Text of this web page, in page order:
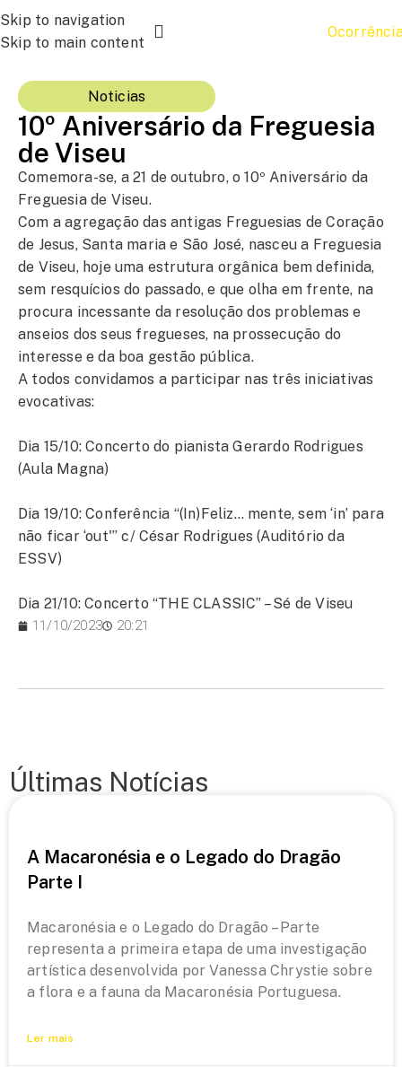
Skip to navigation
Skip to main content
Noticias
10º Aniversário da Freguesia
de Viseu
Comemora-se, a 21 de outubro, o 10º Aniversário da
Freguesia de Viseu.
Com a agregação das antigas Freguesias de Coração
de Jesus, Santa maria e São José, nasceu a Freguesia
de Viseu, hoje uma estrutura orgânica bem definida,
sem resquícios do passado, e que olha em frente, na
procura incessante da resolução dos problemas e
anseios dos seus fregueses, na prossecução do
interesse e da boa gestão pública.
A todos convidamos a participar nas três iniciativas
evocativas:
Dia 15/10: Concerto do pianista Gerardo Rodrigues
(Aula Magna)
Dia 19/10: Conferência “(In)Feliz… mente, sem ‘in’ para
não ficar ‘out'” c/ César Rodrigues (Auditório da
ESSV)
Dia 21/10: Concerto “THE CLASSIC” – Sé de Viseu
11/10/2023 20:21
Últimas Notícias
A Macaronésia e o Legado do Dragão
Parte I
Macaronésia e o Legado do Dragão – Parte
representa a primeira etapa de uma investigação
artística desenvolvida por Vanessa Chrystie sobre
a flora e a fauna da Macaronésia Portuguesa.
Ler mais